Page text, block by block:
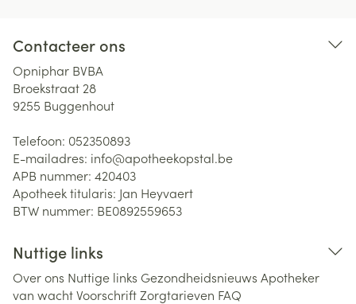
Contacteer ons
Opniphar BVBA
Broekstraat 28
9255 Buggenhout
Telefoon: 052350893
E-mailadres: info@apotheekopstal.be
APB nummer: 420403
Apotheek titularis: Jan Heyvaert
BTW nummer: BE0892559653
Nuttige links
Over ons Nuttige links Gezondheidsnieuws Apotheker
van wachtVoorschriftZorgtarieven FAQ